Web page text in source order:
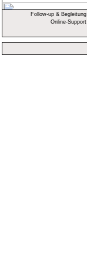
Follow-up & Begleitung
Online-Support